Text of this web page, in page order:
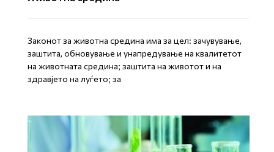
Законот за животна средина има за цел: зачувување,
заштита, обновување и унапредување на квалитетот
на животната средина; заштита на животот и на
здравјето на луѓето; за